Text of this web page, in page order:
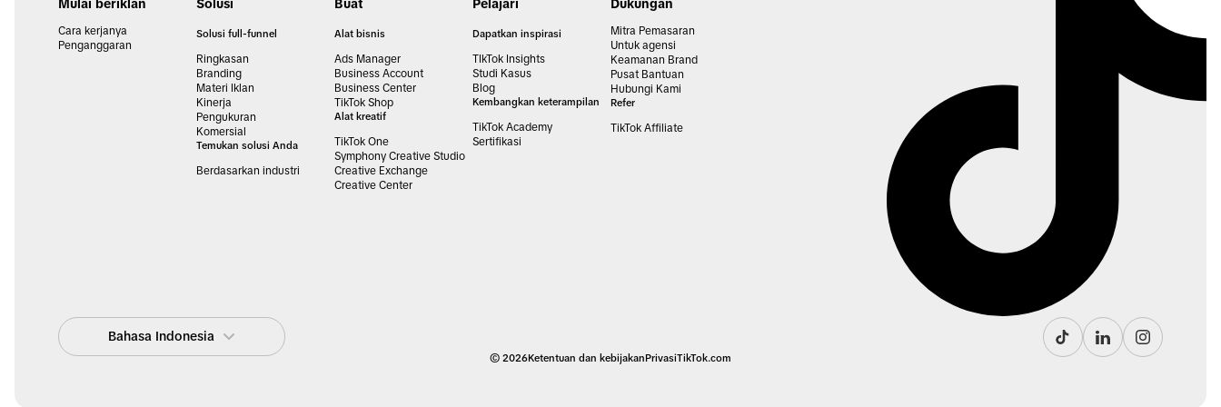
Mulai beriklan
Cara kerjanya
Penganggaran
Solusi
Solusi full-funnel
Ringkasan
Branding
Materi Iklan
Kinerja
Pengukuran
Komersial
Temukan solusi Anda
Berdasarkan industri
Buat
Alat bisnis
Ads Manager
Business Account
Business Center
TikTok Shop
Alat kreatif
TikTok One
Symphony Creative Studio
Creative Exchange
Creative Center
Pelajari
Dapatkan inspirasi
TIkTok Insights
Studi Kasus
Blog
Kembangkan keterampilan
TikTok Academy
Sertifikasi
Dukungan
Mitra Pemasaran
Untuk agensi
Keamanan Brand
Pusat Bantuan
Hubungi Kami
Refer
TikTok Affiliate
Bahasa Indonesia
© 2026Ketentuan dan kebijakanPrivasiTikTok.com